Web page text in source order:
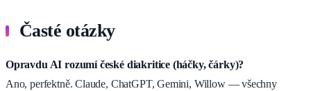
Časté otázky
Opravdu AI rozumí české diakritice (háčky, čárky)?
Ano, perfektně. Claude, ChatGPT, Gemini, Willow — všechny